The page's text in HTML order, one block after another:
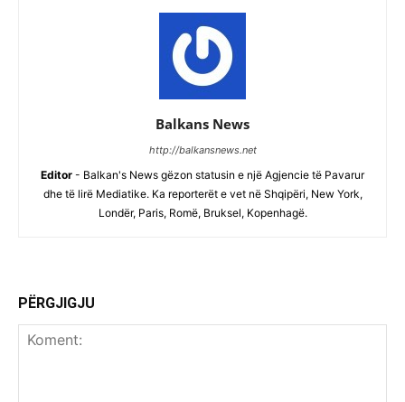
Balkans News
http://balkansnews.net
Editor - Balkan's News gëzon statusin e një Agjencie të Pavarur
dhe të lirë Mediatike. Ka reporterët e vet në Shqipëri, New York,
Londër, Paris, Romë, Bruksel, Kopenhagë.
PËRGJIGJU